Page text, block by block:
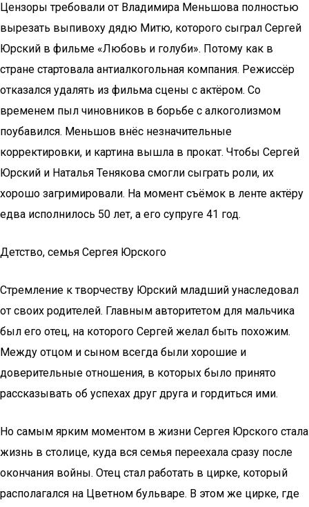
Цензоры требовали от Владимира Меньшова полностью
вырезать выпивоху дядю Митю, которого сыграл Сергей
Юрский в фильме «Любовь и голуби». Потому как в
стране стартовала антиалкогольная компания. Режиссёр
отказался удалять из фильма сцены с актёром. Со
временем пыл чиновников в борьбе с алкоголизмом
поубавился. Меньшов внёс незначительные
корректировки, и картина вышла в прокат. Чтобы Сергей
Юрский и Наталья Тенякова смогли сыграть роли, их
хорошо загримировали. На момент съёмок в ленте актёру
едва исполнилось 50 лет, а его супруге 41 год.
Детство, семья Сергея Юрского
Стремление к творчеству Юрский младший унаследовал
от своих родителей. Главным авторитетом для мальчика
был его отец, на которого Сергей желал быть похожим.
Между отцом и сыном всегда были хорошие и
доверительные отношения, в которых было принято
рассказывать об успехах друг друга и гордиться ими.
Но самым ярким моментом в жизни Сергея Юрского стала
жизнь в столице, куда вся семья переехала сразу после
окончания войны. Отец стал работать в цирке, который
располагался на Цветном бульваре. В этом же цирке, где